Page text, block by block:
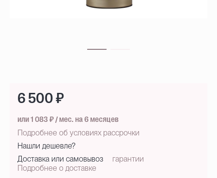
6 500 ₽
или 1 083 ₽ / мес. на 6 месяцев
Подробнее об условиях рассрочки
Нашли дешевле?
Доставка или самовывоз
Подробнее о доставке
гарантии